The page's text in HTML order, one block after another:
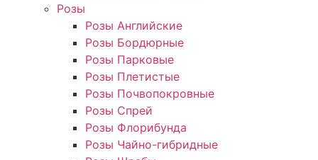
Розы
Розы Английские
Розы Бордюрные
Розы Парковые
Розы Плетистые
Розы Почвопокровные
Розы Спрей
Розы Флорибунда
Розы Чайно-гибридные